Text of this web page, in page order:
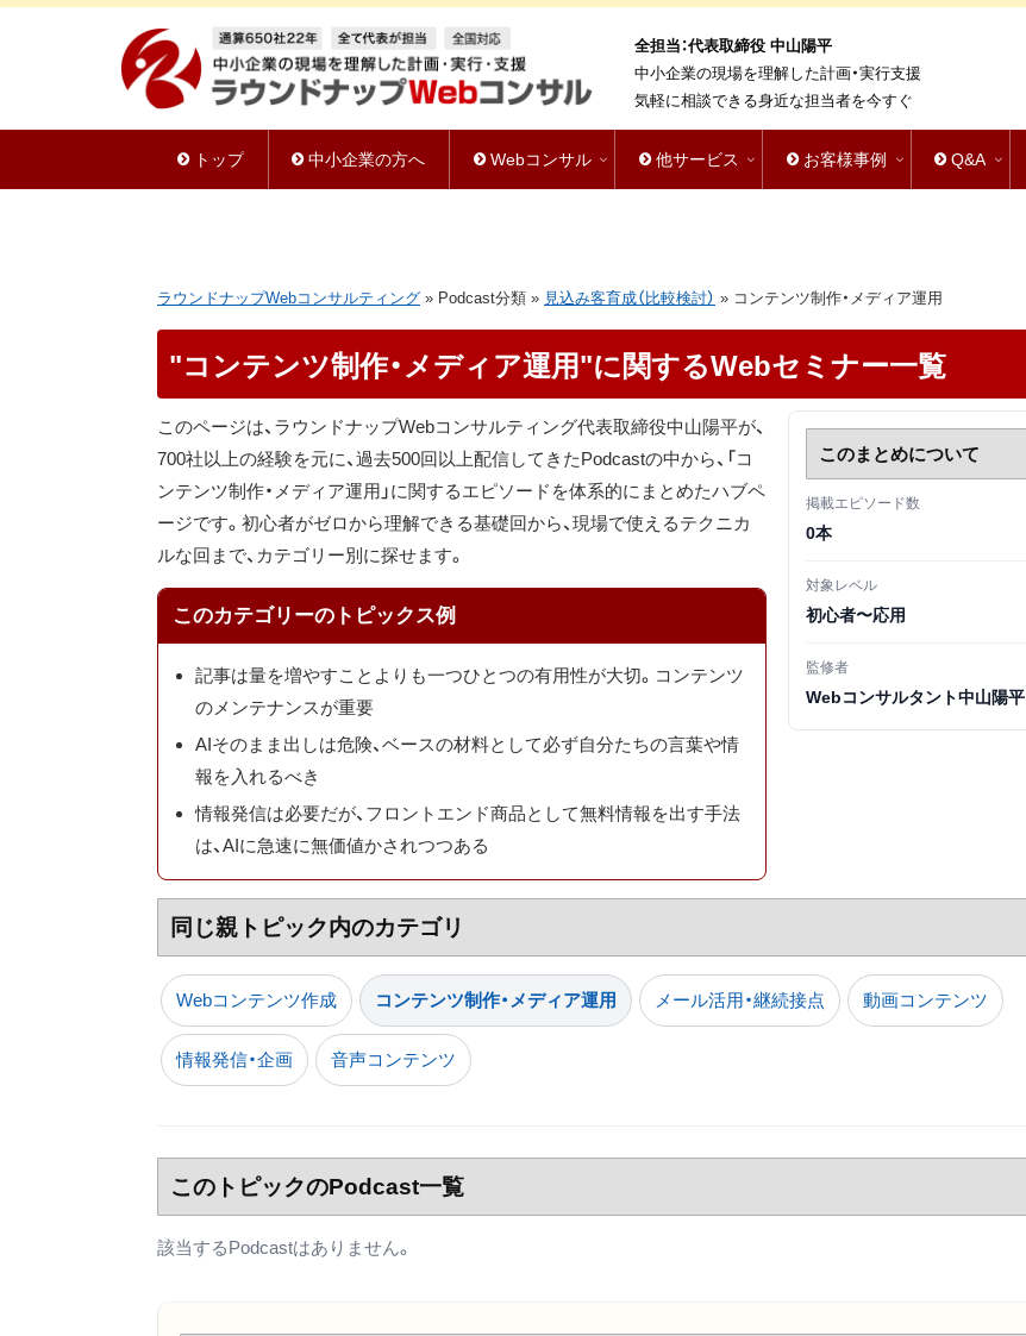
全担当：代表取締役 中山陽平
中小企業の現場を理解した計画・実行支援
気軽に相談できる身近な担当者を今すぐ
トップ 中小企業の方へ Webコンサル 他サービス お客様事例 Q&A
ラウンドナップWebコンサルティング » Podcast分類 » 見込み客育成（比較検討） » コンテンツ制作・メディア運用
"コンテンツ制作・メディア運用"に関するWebセミナー一覧
このページは、ラウンドナップWebコンサルティング代表取締役中山陽平が、
700社以上の経験を元に、過去500回以上配信してきたPodcastの中から、「コ
ンテンツ制作・メディア運用」に関するエピソードを体系的にまとめたハブペ
ージです。初心者がゼロから理解できる基礎回から、現場で使えるテクニカ
ルな回まで、カテゴリー別に探せます。
このカテゴリーのトピックス例
記事は量を増やすことよりも一つひとつの有用性が大切。コンテンツ
のメンテナンスが重要
AIそのまま出しは危険、ベースの材料として必ず自分たちの言葉や情
報を入れるべき
情報発信は必要だが、フロントエンド商品として無料情報を出す手法
は、AIに急速に無価値かされつつある
このまとめについて
掲載エピソード数
0本
対象レベル
初心者〜応用
監修者
Webコンサルタント中山陽平
同じ親トピック内のカテゴリ
Webコンテンツ作成 コンテンツ制作・メディア運用 メール活用・継続接点 動画コンテンツ
情報発信・企画 音声コンテンツ
このトピックのPodcast一覧
該当するPodcastはありません。